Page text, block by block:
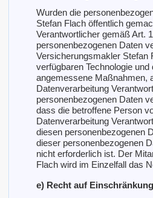
Wurden die
Stefan Flach öffentlich
Verantwortlicher gemäß Art.
personenbezogenen Daten
Versicherungsmakler Stefan
verfügbaren Technologie
angemessene Maßnahmen,
Datenverarbeitung
personenbezogenen Daten
dass die betroffene Person
Datenverarbeitung
diesen personenbezogenen
dieser personenbezogenen
nicht erforderlich ist. Der
Flach wird im Einzelfall das
e) Recht auf